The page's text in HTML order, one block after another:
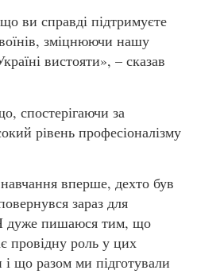
ви справді підтримуєте
зміцнюючи нашу
вистояти», – сказав
спостерігаючи за
рівень професіоналізму
вперше, дехто був
зараз для
дуже пишаюся тим, що
провідну роль у цих
що разом ми підготували